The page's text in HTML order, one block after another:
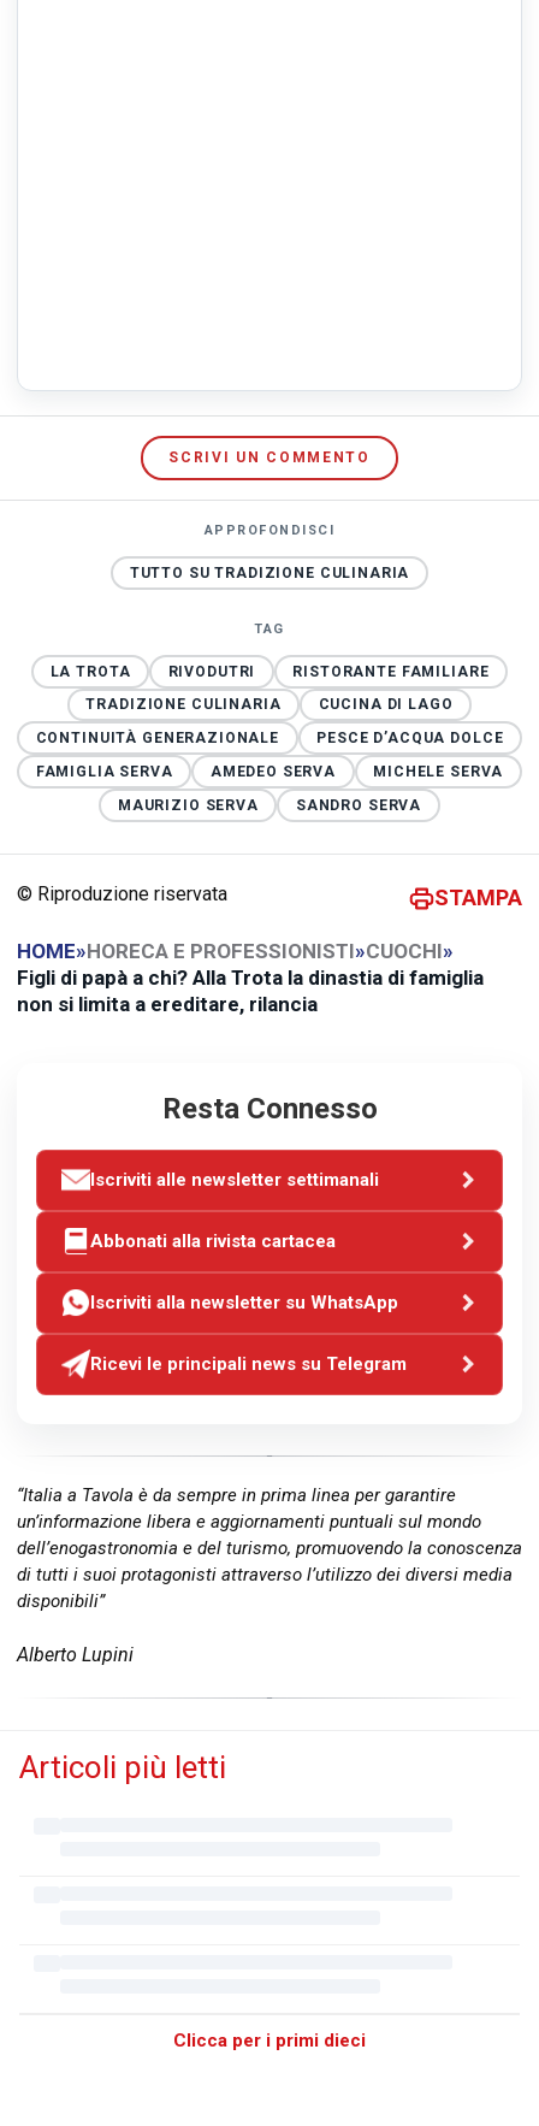
SCRIVI UN COMMENTO
APPROFONDISCI
TUTTO SU TRADIZIONE CULINARIA
TAG
LA TROTA RIVODUTRI
RISTORANTE FAMILIARE
TRADIZIONE CULINARIA
CUCINA DI LAGO
CONTINUITÀ GENERAZIONALE
PESCE D’ACQUA DOLCE
FAMIGLIA SERVA
AMEDEO SERVA
MICHELE SERVA
MAURIZIO SERVA
SANDRO SERVA
© Riproduzione riservata STAMPA
HOME»HORECA E PROFESSIONISTI»CUOCHI»
Figli di papà a chi? Alla Trota la dinastia di famiglia
non si limita a ereditare, rilancia
Resta Connesso
Iscriviti alle newsletter settimanali
Abbonati alla rivista cartacea
Iscriviti alla newsletter su WhatsApp
Ricevi le principali news su Telegram
“Italia a Tavola è da sempre in prima linea per garantire
un’informazione libera e aggiornamenti puntuali sul mondo
dell’enogastronomia e del turismo, promuovendo la conoscenza
di tutti i suoi protagonisti attraverso l’utilizzo dei diversi media
disponibili”
Alberto Lupini
Articoli più letti
Clicca per i primi dieci